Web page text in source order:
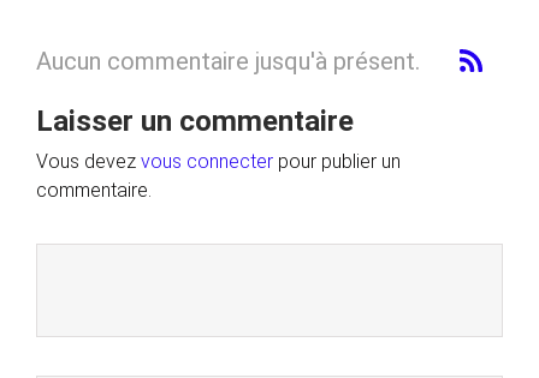
Aucun commentaire jusqu'à présent.
Laisser un commentaire
Vous devez vous connecter pour publier un
commentaire.